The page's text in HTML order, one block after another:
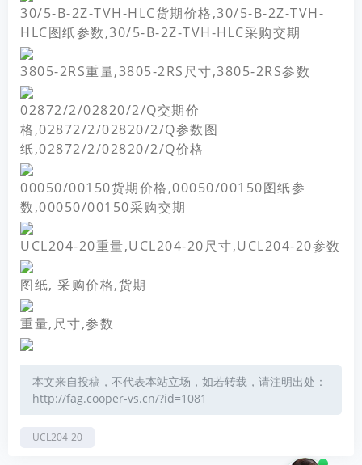
30/5-B-2Z-TVH-HLC货期价格,30/5-B-2Z-TVH-
HLC图纸参数,30/5-B-2Z-TVH-HLC采购交期
3805-2RS重量,3805-2RS尺寸,3805-2RS参数
02872/2/02820/2/Q交期价
格,02872/2/02820/2/Q参数图
纸,02872/2/02820/2/Q价格
00050/00150货期价格,00050/00150图纸参
数,00050/00150采购交期
UCL204-20重量,UCL204-20尺寸,UCL204-20参数
图纸, 采购价格,货期
重量,尺寸,参数
本文来自投稿，不代表本站立场，如若转载，请注明出处：
http://fag.cooper-vs.cn/?id=1081
UCL204-20